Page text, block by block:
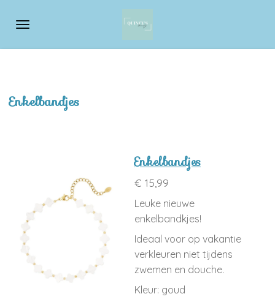
direct
Enkelbandjes
Enkelbandjes
€ 15,99
Leuke nieuwe
enkelbandkjes!
Ideaal voor op vakantie
verkleuren niet tijdens
zwemen en douche.
Kleur: goud